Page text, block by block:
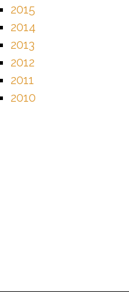
2015
2014
2013
2012
2011
2010